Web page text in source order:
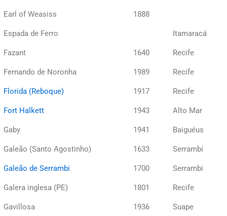
Earl of Weasiss 1888
Espada de Ferro Itamaracá
Fazant 1640 Recife
Fernando de Noronha 1989 Recife
Florida (Reboque) 1917 Recife
Fort Halkett 1943 Alto Mar
Gaby 1941 Baiguéus
Galeão (Santo Agostinho) 1633 Serrambí
Galeão de Serrambi 1700 Serrambi
Galera inglesa (PE) 1801 Recife
Gavillosa 1936 Suape